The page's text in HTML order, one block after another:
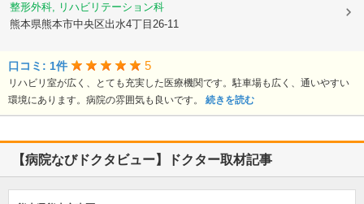
整形外科, リハビリテーション科
熊本県熊本市中央区出水4丁目26-11
口コミ: 1件 5
リハビリ室が広く、とても充実した医療機関です。駐車場も広く、通いやすい
環境にあります。病院の雰囲気も良いです。 続きを読む
【病院なびドクタビュー】ドクター取材記事